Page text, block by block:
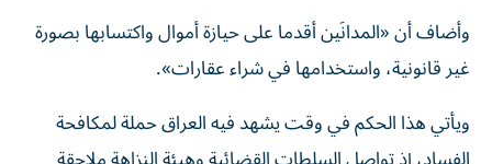
وأضاف أن «المدانَين أقدما على حيازة أموال واكتسابها بصورة
غير قانونية، واستخدامها في شراء عقارات».
ويأتي هذا الحكم في وقت يشهد فيه العراق حملة لمكافحة